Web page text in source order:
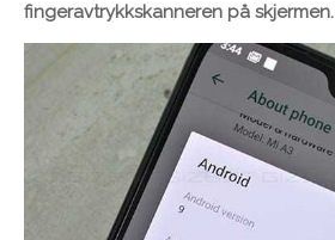
fingeravtrykkskanneren på skjermen.